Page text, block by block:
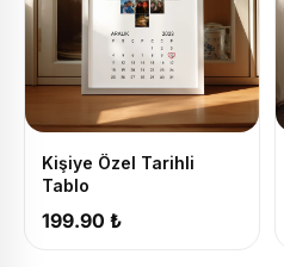
Kişiye Özel Tarihli
Tablo
199.90 ₺